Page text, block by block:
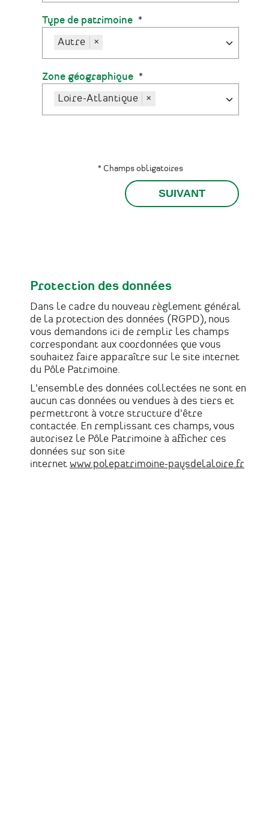
Type de patrimoine
Autre
×
Zone géographique
Loire-Atlantique
×
* Champs obligatoires
Protection des données
Dans le cadre du nouveau règlement général
de la protection des données (RGPD), nous
vous demandons ici de remplir les champs
correspondant aux coordonnées que vous
souhaitez faire apparaître sur le site internet
du Pôle Patrimoine.
L'ensemble des données collectées ne sont en
aucun cas données ou vendues à des tiers et
permettront à votre structure d'être
contactée. En remplissant ces champs, vous
autorisez le Pôle Patrimoine à afficher ces
données sur son site
internet www.polepatrimoine-paysdelaloire.fr